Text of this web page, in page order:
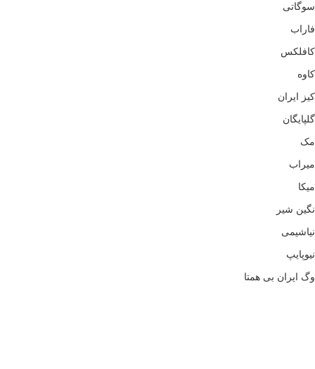
سوگاتی
فاراب
کافلکس
کاوه
کیز ایران
گلپایگان
مک
میراب
میکا
نگین شیر
نیاشیمی
نیوپایپ
وگ ایران بی همتا